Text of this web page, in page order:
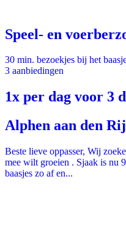
Speel- en
30 min. bezoekjes bij het
3 aanbiedingen
1x per dag voor 3
Alphen aan den
Beste lieve oppasser, Wij
mee wilt groeien . Sjaak is nu
baasjes zo af en...